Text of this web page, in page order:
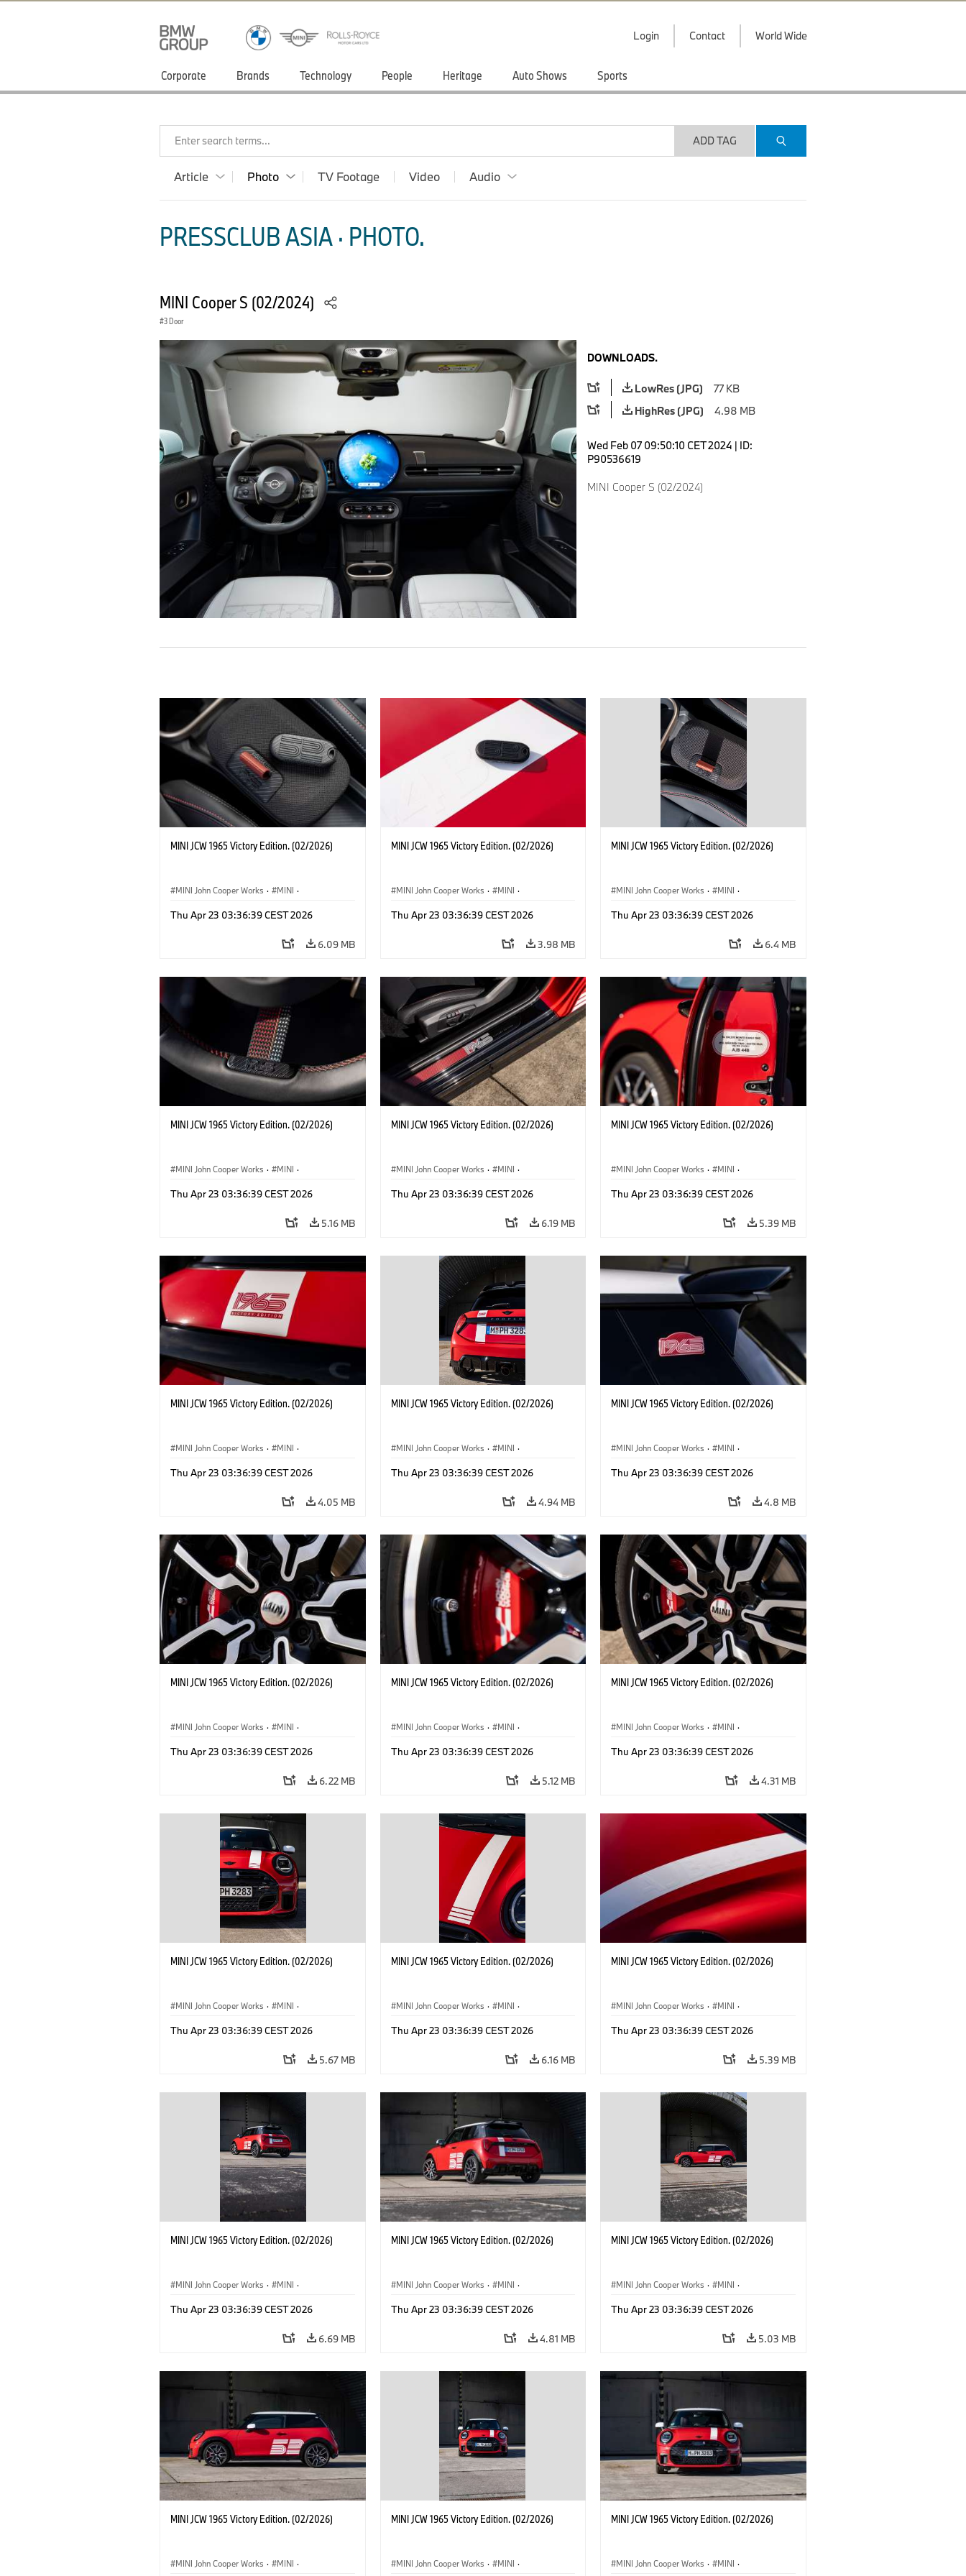
Login Contact World Wide
Corporate Brands Technology People Heritage Auto Shows Sports
Enter search terms... ADD TAG
Article Photo TV Footage Video Audio
PRESSCLUB ASIA · PHOTO.
MINI Cooper S (02/2024)
3 Door
DOWNLOADS.
LowRes (JPG)
77 KB
HighRes (JPG)
4.98 MB
Wed Feb 07 09:50:10 CET 2024 | ID:
P90536619
MINI Cooper S (02/2024)
MINI JCW 1965 Victory Edition. (02/2026)
MINI John Cooper Works · MINI ·
Thu Apr 23 03:36:39 CEST 2026
6.09 MB
MINI JCW 1965 Victory Edition. (02/2026)
MINI John Cooper Works · MINI ·
Thu Apr 23 03:36:39 CEST 2026
3.98 MB
MINI JCW 1965 Victory Edition. (02/2026)
MINI John Cooper Works · MINI ·
Thu Apr 23 03:36:39 CEST 2026
6.4 MB
MINI JCW 1965 Victory Edition. (02/2026)
MINI John Cooper Works · MINI ·
Thu Apr 23 03:36:39 CEST 2026
5.16 MB
MINI JCW 1965 Victory Edition. (02/2026)
MINI John Cooper Works · MINI ·
Thu Apr 23 03:36:39 CEST 2026
6.19 MB
MINI JCW 1965 Victory Edition. (02/2026)
MINI John Cooper Works · MINI ·
Thu Apr 23 03:36:39 CEST 2026
5.39 MB
MINI JCW 1965 Victory Edition. (02/2026)
MINI John Cooper Works · MINI ·
Thu Apr 23 03:36:39 CEST 2026
4.05 MB
MINI JCW 1965 Victory Edition. (02/2026)
MINI John Cooper Works · MINI ·
Thu Apr 23 03:36:39 CEST 2026
4.94 MB
MINI JCW 1965 Victory Edition. (02/2026)
MINI John Cooper Works · MINI ·
Thu Apr 23 03:36:39 CEST 2026
4.8 MB
MINI JCW 1965 Victory Edition. (02/2026)
MINI John Cooper Works · MINI ·
Thu Apr 23 03:36:39 CEST 2026
6.22 MB
MINI JCW 1965 Victory Edition. (02/2026)
MINI John Cooper Works · MINI ·
Thu Apr 23 03:36:39 CEST 2026
5.12 MB
MINI JCW 1965 Victory Edition. (02/2026)
MINI John Cooper Works · MINI ·
Thu Apr 23 03:36:39 CEST 2026
4.31 MB
MINI JCW 1965 Victory Edition. (02/2026)
MINI John Cooper Works · MINI ·
Thu Apr 23 03:36:39 CEST 2026
5.67 MB
MINI JCW 1965 Victory Edition. (02/2026)
MINI John Cooper Works · MINI ·
Thu Apr 23 03:36:39 CEST 2026
6.16 MB
MINI JCW 1965 Victory Edition. (02/2026)
MINI John Cooper Works · MINI ·
Thu Apr 23 03:36:39 CEST 2026
5.39 MB
MINI JCW 1965 Victory Edition. (02/2026)
MINI John Cooper Works · MINI ·
Thu Apr 23 03:36:39 CEST 2026
6.69 MB
MINI JCW 1965 Victory Edition. (02/2026)
MINI John Cooper Works · MINI ·
Thu Apr 23 03:36:39 CEST 2026
4.81 MB
MINI JCW 1965 Victory Edition. (02/2026)
MINI John Cooper Works · MINI ·
Thu Apr 23 03:36:39 CEST 2026
5.03 MB
MINI JCW 1965 Victory Edition. (02/2026)
MINI John Cooper Works · MINI ·
MINI JCW 1965 Victory Edition. (02/2026)
MINI John Cooper Works · MINI ·
MINI JCW 1965 Victory Edition. (02/2026)
MINI John Cooper Works · MINI ·